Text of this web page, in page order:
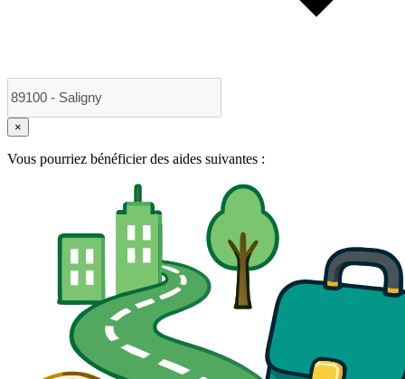
×
Vous pourriez bénéficier des aides suivantes :